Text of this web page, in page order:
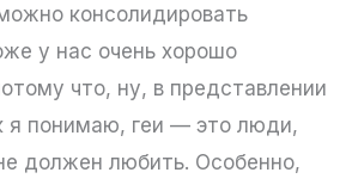
консолидировать
у нас очень хорошо
что, ну, в представлении
я понимаю, геи — это люди,
должен любить. Особенно,